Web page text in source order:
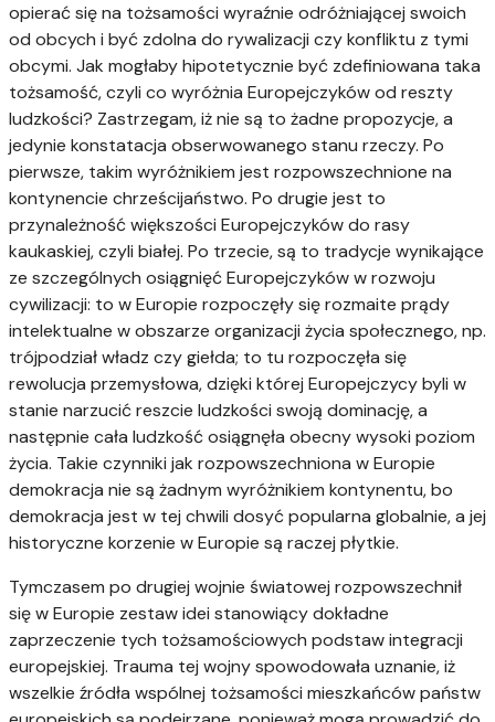
opierać się na tożsamości wyraźnie odróżniającej swoich
od obcych i być zdolna do rywalizacji czy konfliktu z tymi
obcymi. Jak mogłaby hipotetycznie być zdefiniowana taka
tożsamość, czyli co wyróżnia Europejczyków od reszty
ludzkości? Zastrzegam, iż nie są to żadne propozycje, a
jedynie konstatacja obserwowanego stanu rzeczy. Po
pierwsze, takim wyróżnikiem jest rozpowszechnione na
kontynencie chrześcijaństwo. Po drugie jest to
przynależność większości Europejczyków do rasy
kaukaskiej, czyli białej. Po trzecie, są to tradycje wynikające
ze szczególnych osiągnięć Europejczyków w rozwoju
cywilizacji: to w Europie rozpoczęły się rozmaite prądy
intelektualne w obszarze organizacji życia społecznego, np.
trójpodział władz czy giełda; to tu rozpoczęła się
rewolucja przemysłowa, dzięki której Europejczycy byli w
stanie narzucić reszcie ludzkości swoją dominację, a
następnie cała ludzkość osiągnęła obecny wysoki poziom
życia. Takie czynniki jak rozpowszechniona w Europie
demokracja nie są żadnym wyróżnikiem kontynentu, bo
demokracja jest w tej chwili dosyć popularna globalnie, a jej
historyczne korzenie w Europie są raczej płytkie.
Tymczasem po drugiej wojnie światowej rozpowszechnił
się w Europie zestaw idei stanowiący dokładne
zaprzeczenie tych tożsamościowych podstaw integracji
europejskiej. Trauma tej wojny spowodowała uznanie, iż
wszelkie źródła wspólnej tożsamości mieszkańców państw